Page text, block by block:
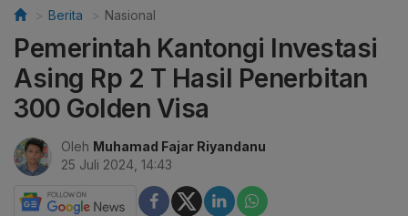
Berita Nasional
Pemerintah Kantongi Investasi
Asing Rp 2 T Hasil Penerbitan
300 Golden Visa
Oleh Muhamad Fajar Riyandanu
25 Juli 2024, 14:43